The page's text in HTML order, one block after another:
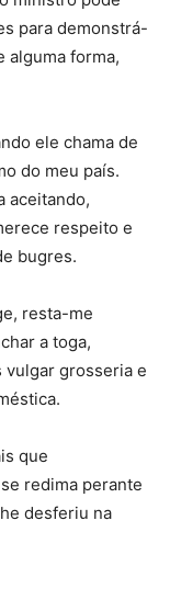
para demonstrá-
alguma forma,
ele chama de
do meu país.
aceitando,
respeito e
bugres.
resta-me
a toga,
vulgar grosseria e
que
redima perante
desferiu na